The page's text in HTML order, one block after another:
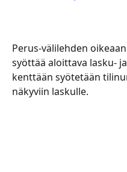
Perus-välilehden
syöttää aloittava lasku-
kenttään syötetään
näkyviin laskulle.